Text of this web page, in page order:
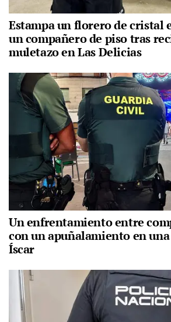
Estampa un florero de cristal
un compañero de piso tras
muletazo en Las Delicias
Un enfrentamiento entre
con un apuñalamiento en
Íscar